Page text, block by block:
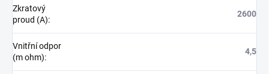
Zkratový
proud (A):
2600
Vnitřní odpor
(m ohm):
4,5